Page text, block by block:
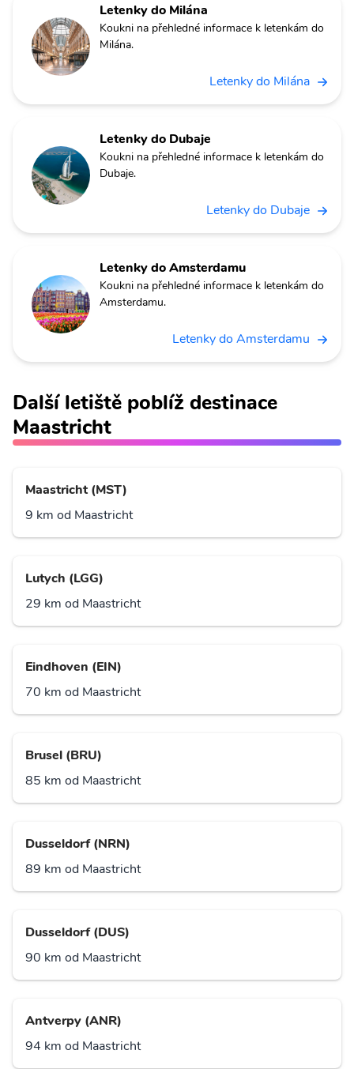
Letenky do Milána
Koukni na přehledné informace k letenkám do
Milána.
Letenky do Milána
Letenky do Dubaje
Koukni na přehledné informace k letenkám do
Dubaje.
Letenky do Dubaje
Letenky do Amsterdamu
Koukni na přehledné informace k letenkám do
Amsterdamu.
Letenky do Amsterdamu
Další letiště poblíž destinace
Maastricht
Maastricht (MST)
9 km od Maastricht
Lutych (LGG)
29 km od Maastricht
Eindhoven (EIN)
70 km od Maastricht
Brusel (BRU)
85 km od Maastricht
Dusseldorf (NRN)
89 km od Maastricht
Dusseldorf (DUS)
90 km od Maastricht
Antverpy (ANR)
94 km od Maastricht